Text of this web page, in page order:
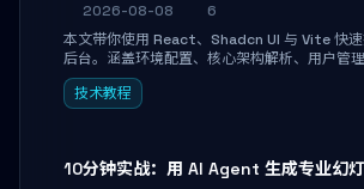
2026-08-08
6
本文带你使用 React、Shadcn UI 与 Vite 快
后台。涵盖环境配置、核心架构解析、用户管
踩坑指南。学完即可独立完成仪表盘搭建、组
制，满足企业级开发需求。
技术教程
10分钟实战：用 AI Agent 生成专业幻